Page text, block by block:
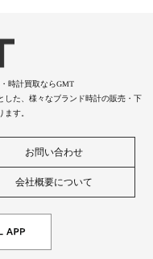
時計買取ならGMT
した、様々なブランド時計の販売・下
す。
お問い合わせ
会社概要について